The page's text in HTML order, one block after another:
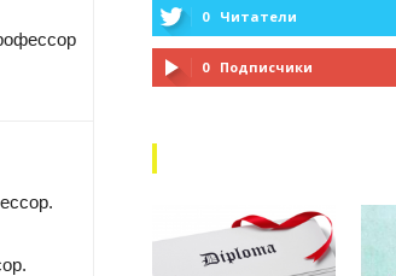
0 Читатели
0 Подписчики